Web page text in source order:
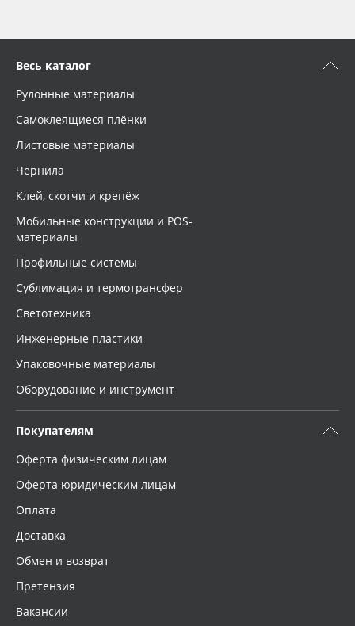
Весь каталог
Рулонные материалы
Самоклеящиеся плёнки
Листовые материалы
Чернила
Клей, скотчи и крепёж
Мобильные конструкции и POS-
материалы
Профильные системы
Сублимация и термотрансфер
Светотехника
Инженерные пластики
Упаковочные материалы
Оборудование и инструмент
Покупателям
Оферта физическим лицам
Оферта юридическим лицам
Оплата
Доставка
Обмен и возврат
Претензия
Вакансии